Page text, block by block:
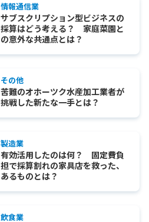
情報通信業
サブスクリプション型ビジネスの
採算はどう考える？ 家庭菜園と
の意外な共通点とは？
その他
苦難のオホーツク水産加工業者が
挑戦した新たな一手とは？
製造業
有効活用したのは何？ 固定費負
担で採算割れの家具店を救った、
あるものとは？
飲食業